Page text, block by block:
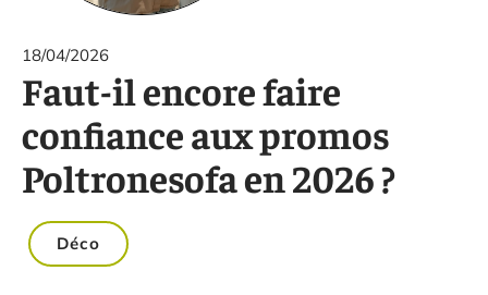
18/04/2026
Faut-il encore faire
confiance aux promos
Poltronesofa en 2026 ?
Déco